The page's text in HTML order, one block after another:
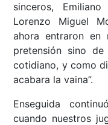
sinceros,
Lorenzo Miguel
ahora entraron en
pretensión sino
cotidiano, y como
acabara la vaina”.
Enseguida
cuando nuestros